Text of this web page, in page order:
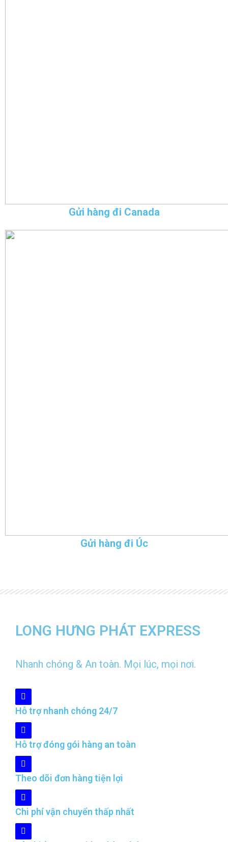
Gửi hàng đi Canada
Gửi hàng đi Úc
LONG HƯNG PHÁT EXPRESS
Nhanh chóng & An toàn. Mọi lúc, mọi nơi.
Hỗ trợ nhanh chóng 24/7
Hỗ trợ đóng gói hàng an toàn
Theo dõi đơn hàng tiện lợi
Chi phí vận chuyển thấp nhất